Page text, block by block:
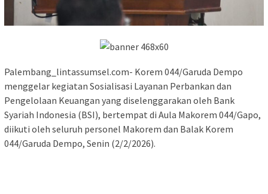
Palembang_lintassumsel.com- Korem 044/Garuda Dempo
menggelar kegiatan Sosialisasi Layanan Perbankan dan
Pengelolaan Keuangan yang diselenggarakan oleh Bank
Syariah Indonesia (BSI), bertempat di Aula Makorem 044/Gapo,
diikuti oleh seluruh personel Makorem dan Balak Korem
044/Garuda Dempo, Senin (2/2/2026).